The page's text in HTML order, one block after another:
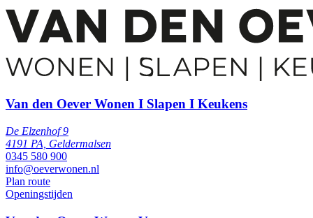
Van den Oever Wonen I Slapen I Keukens
De Elzenhof 9
4191 PA, Geldermalsen
0345 580 900
info@oeverwonen.nl
Plan route
Openingstijden